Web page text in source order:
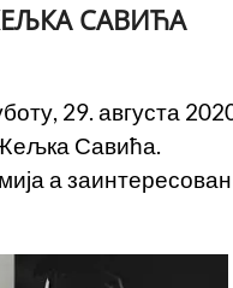
САВИЋА
29. августа
Жељка Савића.
а